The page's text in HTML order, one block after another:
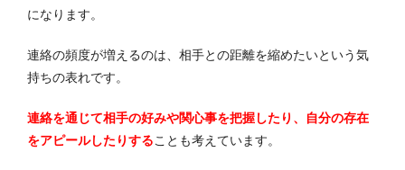
になります。
連絡の頻度が増えるのは、相手との距離を縮めたいという気
持ちの表れです。
連絡を通じて相手の好みや関心事を把握したり、自分の存在
をアピールしたりすることも考えています。